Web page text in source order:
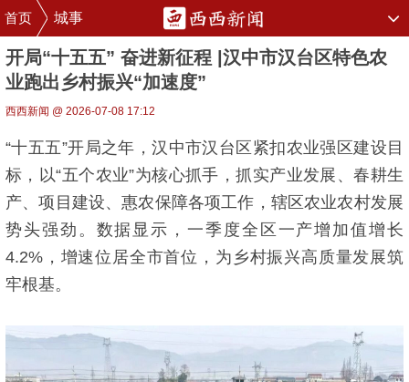
首页 城事
开局“十五五” 奋进新征程 |汉中市汉台区特色农
业跑出乡村振兴“加速度”
西西新闻 @ 2026-07-08 17:12
“十五五”开局之年，汉中市汉台区紧扣农业强区建设目
标，以“五个农业”为核心抓手，抓实产业发展、春耕生
产、项目建设、惠农保障各项工作，辖区农业农村发展
势头强劲。数据显示，一季度全区一产增加值增长
4.2%，增速位居全市首位，为乡村振兴高质量发展筑
牢根基。